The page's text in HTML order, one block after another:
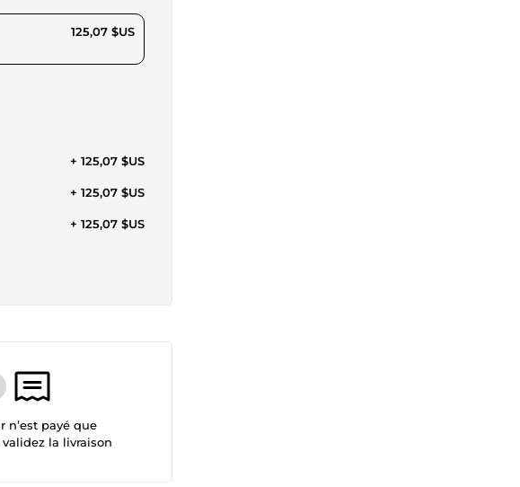
125,07 $US
+ 125,07 $US
+ 125,07 $US
+ 125,07 $US
n’est payé que
la livraison